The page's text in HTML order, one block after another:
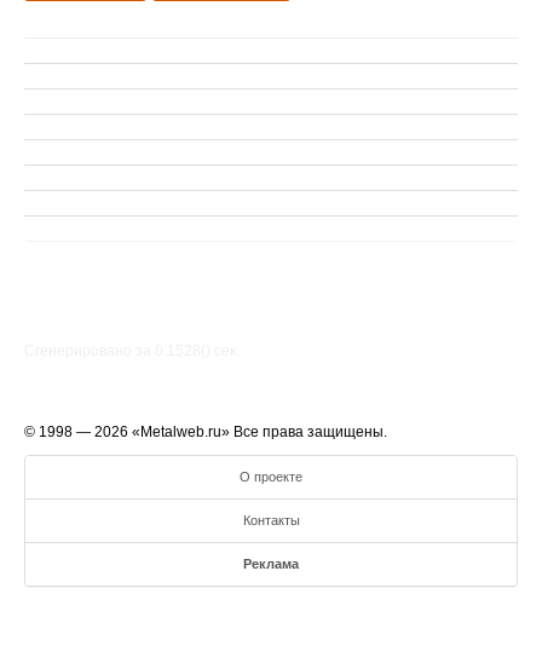
© 1998 — 2026 «Metalweb.ru» Все права защищены.
О проекте
Контакты
Реклама